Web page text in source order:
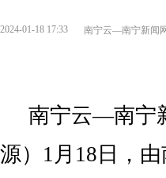
2024-01-18 17:33 南宁云—南宁新闻
南宁云—南宁
源）1月18日，